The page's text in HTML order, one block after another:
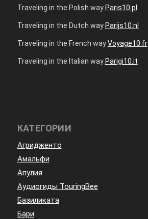
Traveling in the Polish way Paris10.pl
Traveling in the Dutch way Parijs10.nl
Traveling in the French wayVoyage10.fr
Traveling in the Italian way Parigi10.it
КАТЕГОРИИ
Агридженто
Амальфи
Апулия
Аудиогиды TouringBee
Базиликата
Бари